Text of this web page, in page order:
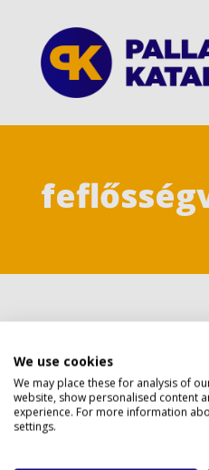
Szerző:Pallai Katalin|
Szombat van. Szerdától
We use cookies
We may place these for analysis of
website, show personalised content
experience. For more information
settings.